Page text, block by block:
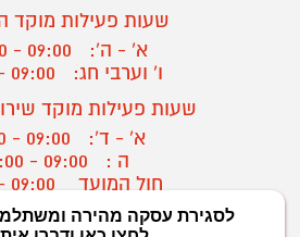
שעות פעילות מוקד
א' - ה':
09:00 - 18:00
ו' וערבי חג:
09:00 - 13:00
שעות פעילות מוקד
א' - ד':
09:00 - 16:30
ה :
09:00 - 16:00
חול המועד
יצירת קשר/ביטול